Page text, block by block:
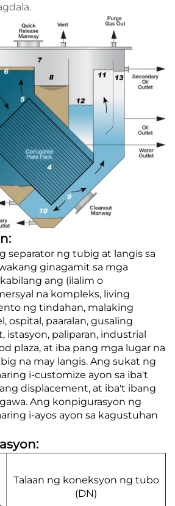
separator ng tubig at langis sa
ginagamit sa mga
ang (ilalim o
na kompleks, living
ng tindahan, malaking
ospital, paaralan, gusaling
istasyon, paliparan, industrial
plaza, at iba pang mga lugar na
na may langis. Ang sukat ng
i-customize ayon sa iba't
displacement, at iba't ibang
Ang konpigurasyon ng
i-ayos ayon sa kagustuhan
Talaan ng koneksyon ng tubo
(DN)